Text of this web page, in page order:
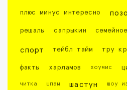
плюс минус интересно
решалы сапрыкин
спорт тейбл тайм тру
факты харламов хоумис
читка шпам шастун шоу